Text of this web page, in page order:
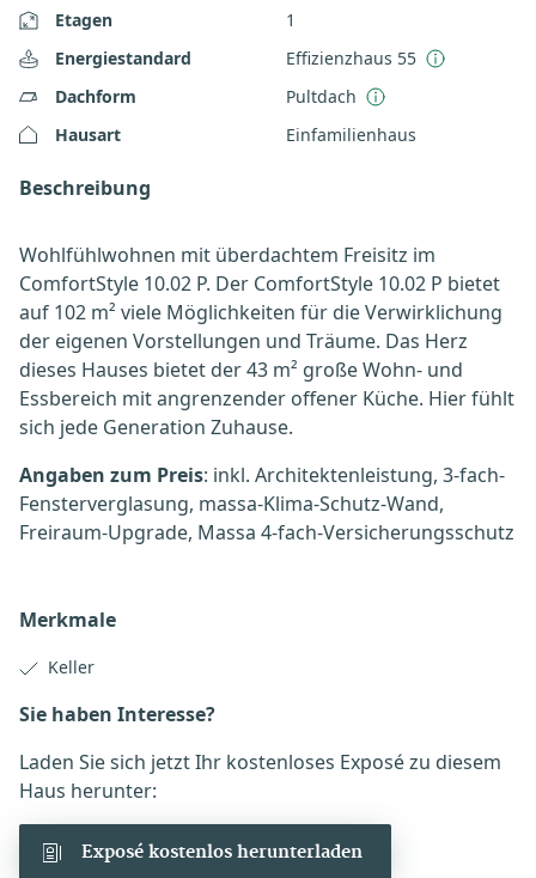
Etagen
1
Energiestandard
Effizienzhaus 55
Dachform
Pultdach
Hausart
Einfamilienhaus
Beschreibung
Wohlfühlwohnen mit überdachtem Freisitz im
ComfortStyle 10.02 P. Der ComfortStyle 10.02 P bietet
auf 102 m² viele Möglichkeiten für die Verwirklichung
der eigenen Vorstellungen und Träume. Das Herz
dieses Hauses bietet der 43 m² große Wohn- und
Essbereich mit angrenzender offener Küche. Hier fühlt
sich jede Generation Zuhause.
Angaben zum Preis: inkl. Architektenleistung, 3-fach-
Fensterverglasung, massa-Klima-Schutz-Wand,
Freiraum-Upgrade, Massa 4-fach-Versicherungsschutz
Merkmale
Keller
Sie haben Interesse?
Laden Sie sich jetzt Ihr kostenloses Exposé zu diesem
Haus herunter:
Exposé kostenlos herunterladen